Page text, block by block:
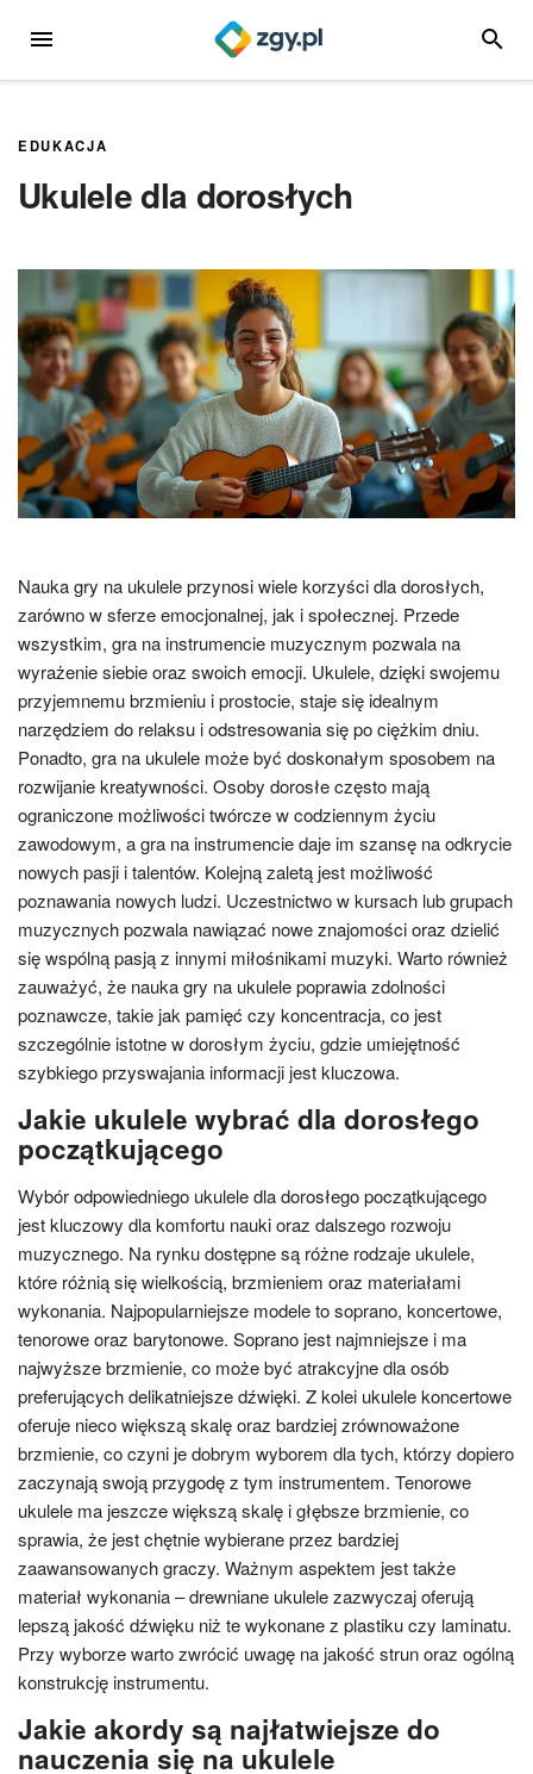
MENU
EDUKACJA
Ukulele dla dorosłych
Nauka gry na ukulele przynosi wiele korzyści dla dorosłych,
zarówno w sferze emocjonalnej, jak i społecznej. Przede
wszystkim, gra na instrumencie muzycznym pozwala na
wyrażenie siebie oraz swoich emocji. Ukulele, dzięki swojemu
przyjemnemu brzmieniu i prostocie, staje się idealnym
narzędziem do relaksu i odstresowania się po ciężkim dniu.
Ponadto, gra na ukulele może być doskonałym sposobem na
rozwijanie kreatywności. Osoby dorosłe często mają
ograniczone możliwości twórcze w codziennym życiu
zawodowym, a gra na instrumencie daje im szansę na odkrycie
nowych pasji i talentów. Kolejną zaletą jest możliwość
poznawania nowych ludzi. Uczestnictwo w kursach lub grupach
muzycznych pozwala nawiązać nowe znajomości oraz dzielić
się wspólną pasją z innymi miłośnikami muzyki. Warto również
zauważyć, że nauka gry na ukulele poprawia zdolności
poznawcze, takie jak pamięć czy koncentracja, co jest
szczególnie istotne w dorosłym życiu, gdzie umiejętność
szybkiego przyswajania informacji jest kluczowa.
Jakie ukulele wybrać dla dorosłego
początkującego
Wybór odpowiedniego ukulele dla dorosłego początkującego
jest kluczowy dla komfortu nauki oraz dalszego rozwoju
muzycznego. Na rynku dostępne są różne rodzaje ukulele,
które różnią się wielkością, brzmieniem oraz materiałami
wykonania. Najpopularniejsze modele to soprano, koncertowe,
tenorowe oraz barytonowe. Soprano jest najmniejsze i ma
najwyższe brzmienie, co może być atrakcyjne dla osób
preferujących delikatniejsze dźwięki. Z kolei ukulele koncertowe
oferuje nieco większą skalę oraz bardziej zrównoważone
brzmienie, co czyni je dobrym wyborem dla tych, którzy dopiero
zaczynają swoją przygodę z tym instrumentem. Tenorowe
ukulele ma jeszcze większą skalę i głębsze brzmienie, co
sprawia, że jest chętnie wybierane przez bardziej
zaawansowanych graczy. Ważnym aspektem jest także
materiał wykonania – drewniane ukulele zazwyczaj oferują
lepszą jakość dźwięku niż te wykonane z plastiku czy laminatu.
Przy wyborze warto zwrócić uwagę na jakość strun oraz ogólną
konstrukcję instrumentu.
Jakie akordy są najłatwiejsze do
nauczenia się na ukulele